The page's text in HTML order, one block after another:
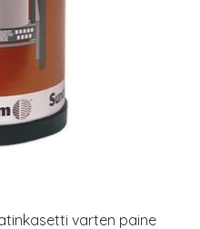
varten paine